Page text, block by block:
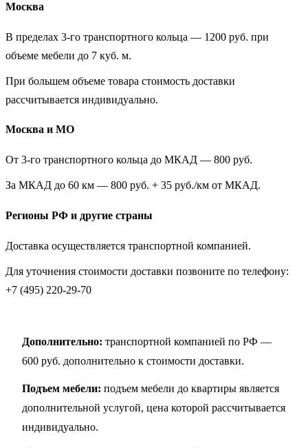
Москва
В пределах 3-го транспортного кольца — 1200 руб. при
объеме мебели до 7 куб. м.
При большем объеме товара стоимость доставки
рассчитывается индивидуально.
Москва и МО
От 3-го транспортного кольца до МКАД — 800 руб.
За МКАД до 60 км — 800 руб. + 35 руб./км от МКАД.
Регионы РФ и другие страны
Доставка осуществляется транспортной компанией.
Для уточнения стоимости доставки позвоните по телефону:
+7 (495) 220-29-70
Дополнительно: транспортной компанией по РФ —
600 руб. дополнительно к стоимости доставки.
Подъем мебели: подъем мебели до квартиры является
дополнительной услугой, цена которой рассчитывается
индивидуально.